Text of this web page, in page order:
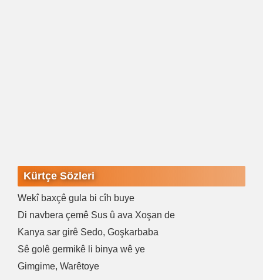
Kürtçe Sözleri
Wekî baxçê gula bi cîh buye
Di navbera çemê Sus û ava Xoşan de
Kanya sar girê Sedo, Goşkarbaba
Sê golê germikê li binya wê ye
Gimgime, Warêtoye